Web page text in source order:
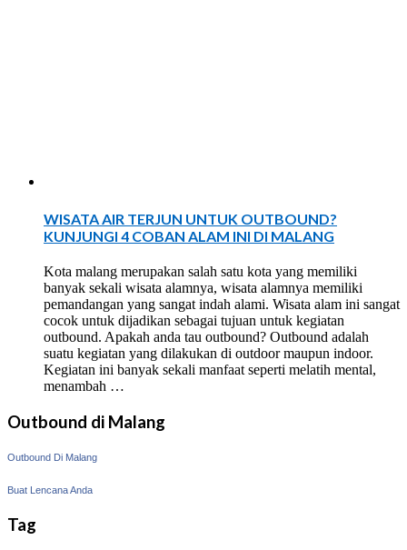
WISATA AIR TERJUN UNTUK OUTBOUND?
KUNJUNGI 4 COBAN ALAM INI DI MALANG
Kota malang merupakan salah satu kota yang memiliki
banyak sekali wisata alamnya, wisata alamnya memiliki
pemandangan yang sangat indah alami. Wisata alam ini sangat
cocok untuk dijadikan sebagai tujuan untuk kegiatan
outbound. Apakah anda tau outbound? Outbound adalah
suatu kegiatan yang dilakukan di outdoor maupun indoor.
Kegiatan ini banyak sekali manfaat seperti melatih mental,
menambah …
Outbound di Malang
Outbound Di Malang
Buat Lencana Anda
Tag